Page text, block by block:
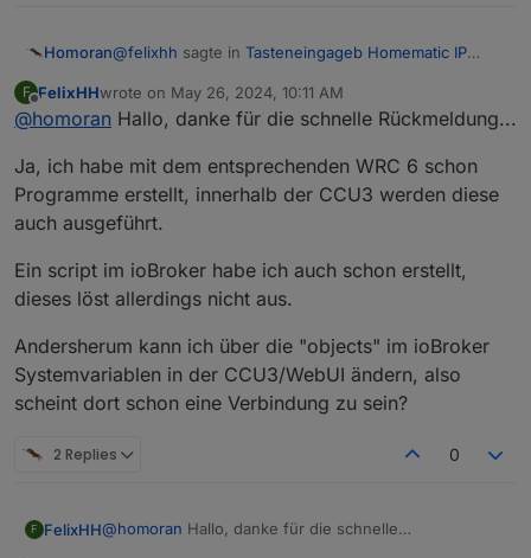
Homoran@felixhh sagte in Tasteneingageb Homematic IP
Setting: Homematic CCU 3
Dort ein entsprechendes "dummy script" erstellt?
F
Offline
FelixHHwrote on May 26, 2024, 10:11 AM
last edited by
@homoran Hallo, danke für die schnelle Rückmeldung...
Ja, ich habe mit dem entsprechenden WRC 6 schon
Programme erstellt, innerhalb der CCU3 werden diese
auch ausgeführt.
Ein script im ioBroker habe ich auch schon erstellt,
dieses löst allerdings nicht aus.
Andersherum kann ich über die "objects" im ioBroker
Systemvariablen in der CCU3/WebUI ändern, also
scheint dort schon eine Verbindung zu sein?
2 Replies 0
F FelixHH@homoran Hallo, danke für die schnelle